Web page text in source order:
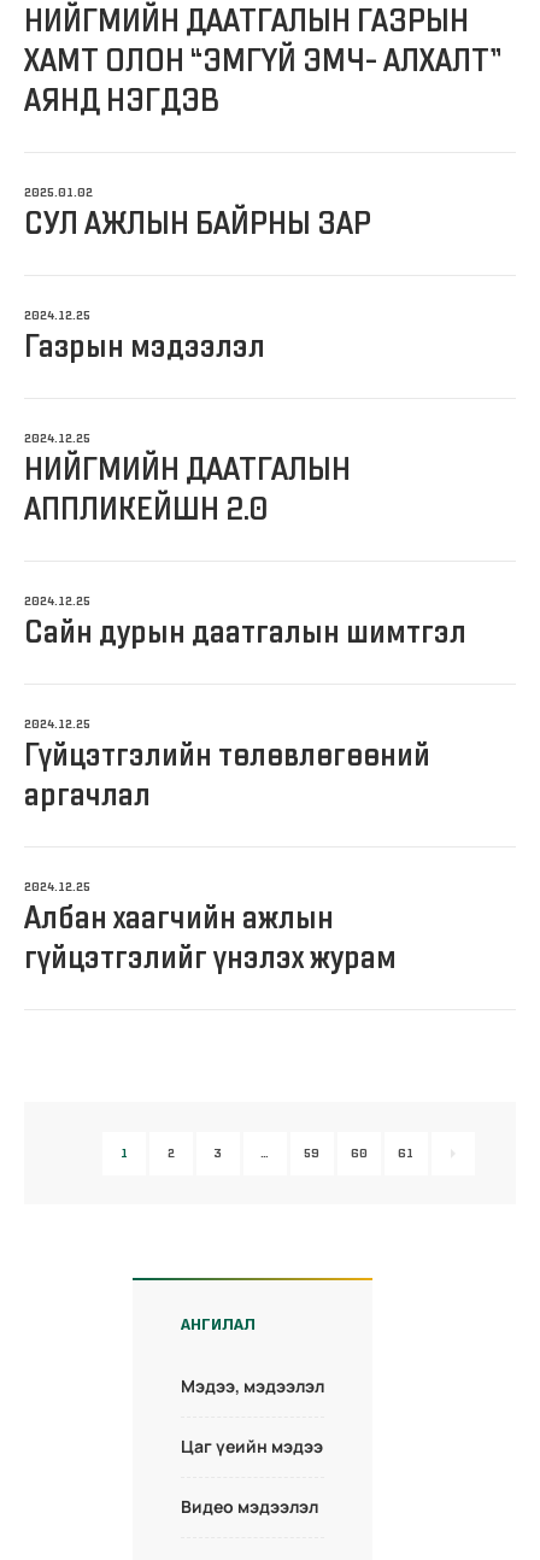
НИЙГМИЙН ДААТГАЛЫН ГАЗРЫН
ХАМТ ОЛОН “ЭМГҮЙ ЭМЧ- АЛХАЛТ”
АЯНД НЭГДЭВ
2025.01.02
СУЛ АЖЛЫН БАЙРНЫ ЗАР
2024.12.25
Газрын мэдээлэл
2024.12.25
НИЙГМИЙН ДААТГАЛЫН
АППЛИКЕЙШН 2.0
2024.12.25
Сайн дурын даатгалын шимтгэл
2024.12.25
Гүйцэтгэлийн төлөвлөгөөний
аргачлал
2024.12.25
Албан хаагчийн ажлын
гүйцэтгэлийг үнэлэх журам
1 2 3 … 59 60 61
АНГИЛАЛ
Мэдээ, мэдээлэл
Цаг үеийн мэдээ
Видео мэдээлэл